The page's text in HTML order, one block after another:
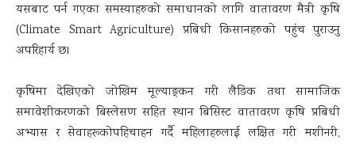
यसबाट पर्न गएका समस्याहरुको समाधानको लागि वातावरण मैत्री कृषि
(Climate Smart Agriculture) प्रबिधी किसानहरुको पहुंच पुराउनु
अपरिहार्य छ।
कृषिमा देखिएको जोखिम मूल्याङ्कन गरी लैङिक तथा सामाजिक
समावेशीकरणको बिस्लेसण सहित स्थान बिसिस्ट वातावरण कृषि प्रबिधी
अभ्यास र सेवाहरूकोपहिचाहन गर्दै महिलाहरुलाई लक्षित गरी मशीनरी,